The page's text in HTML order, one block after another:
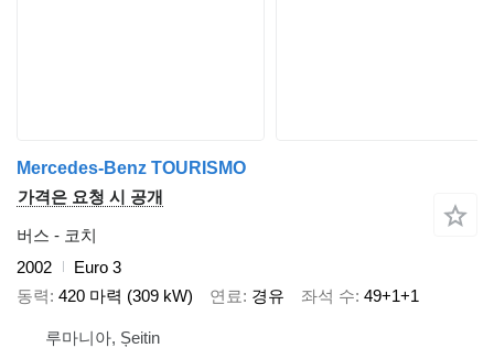
Mercedes-Benz TOURISMO
가격은 요청 시 공개
버스 - 코치
2002
Euro 3
동력 420 마력 (309 kW) 연료 경유 좌석 수 49+1+1
루마니아, Șeitin